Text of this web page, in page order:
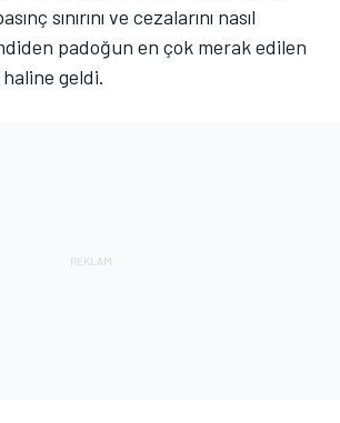
sınırını ve cezalarını nasıl
padoğun en çok merak edilen
geldi.